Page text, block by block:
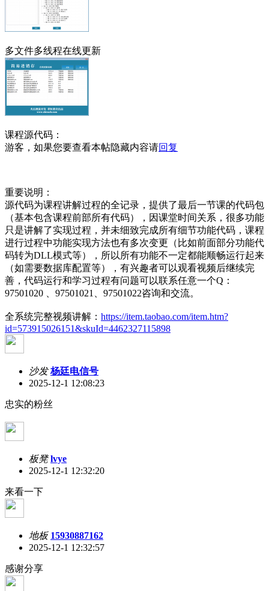
多文件多线程在线更新
课程源代码：
游客，如果您要查看本帖隐藏内容请回复
重要说明：
源代码为课程讲解过程的全记录，提供了最后一节课的代码包
（基本包含课程前部所有代码），因课堂时间关系，很多功能
只是讲解了实现过程，并未细致完成所有细节功能代码，课程
进行过程中功能实现方法也有多次变更（比如前面部分功能代
码转为DLL模式等），所以所有功能不一定都能顺畅运行起来
（如需要数据库配置等），有兴趣者可以观看视频后继续完
善，代码运行和学习过程有问题可以联系任意一个Q：
97501020 、97501021、97501022咨询和交流。
全系统完整视频讲解： https://item.taobao.com/item.htm?
id=573915026151&skuId=4462327115898
沙发 杨廷电信号
2025-12-1 12:08:23
忠实的粉丝
板凳 lvye
2025-12-1 12:32:20
来看一下
地板 15930887162
2025-12-1 12:32:57
感谢分享